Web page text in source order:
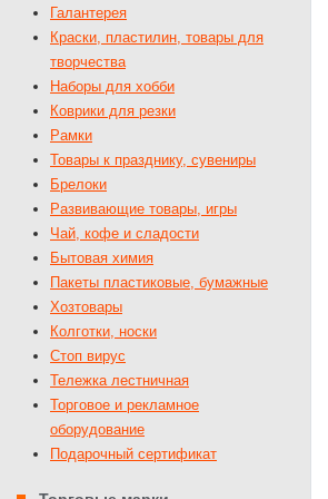
Галантерея
Краски, пластилин, товары для
творчества
Наборы для хобби
Коврики для резки
Рамки
Товары к празднику, сувениры
Брелоки
Развивающие товары, игры
Чай, кофе и сладости
Бытовая химия
Пакеты пластиковые, бумажные
Хозтовары
Колготки, носки
Стоп вирус
Тележка лестничная
Торговое и рекламное
оборудование
Подарочный сертификат